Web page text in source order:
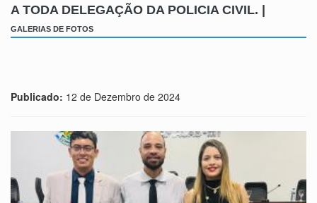
A TODA DELEGAÇÃO DA POLICIA CIVIL. |
GALERIAS DE FOTOS
Publicado: 12 de Dezembro de 2024